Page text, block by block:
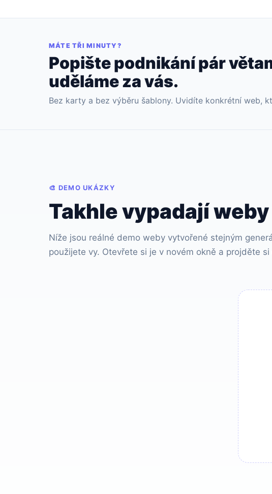
MÁTE TŘI MINUTY?
Popište podnikání pár
uděláme za vás.
Bez karty a bez výběru šablony. Uvidíte konkrétní web,
🎨 DEMO UKÁZKY
Takhle vypadají
Níže jsou reálné demo weby vytvořené stejným
použijete vy. Otevřete si je v novém okně a projděte